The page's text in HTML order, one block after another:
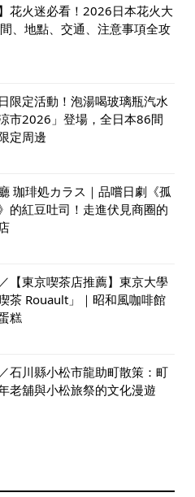
花火迷必看！2026日本花火大
、地點、交通、注意事項全攻
限定活動！泡湯喝玻璃瓶汽水
市2026」登場，全日本86間
定周邊
珈琲処カラス｜品嚐日劇《孤
的紅豆吐司！走進伏見商圈的
【東京喫茶店推薦】東京大學
茶 Rouault」｜昭和風咖啡館
糕
石川縣小松市龍助町散策：町
老舖與小松旅祭的文化漫遊